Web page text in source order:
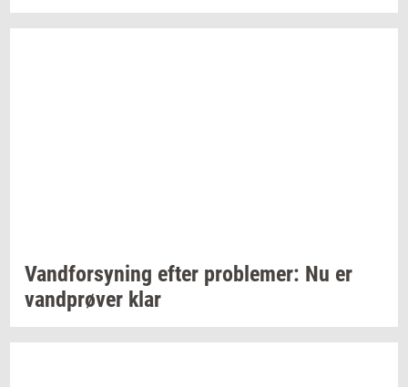
Vand­for­sy­ning efter pro­ble­mer: Nu er
vand­prø­ver klar